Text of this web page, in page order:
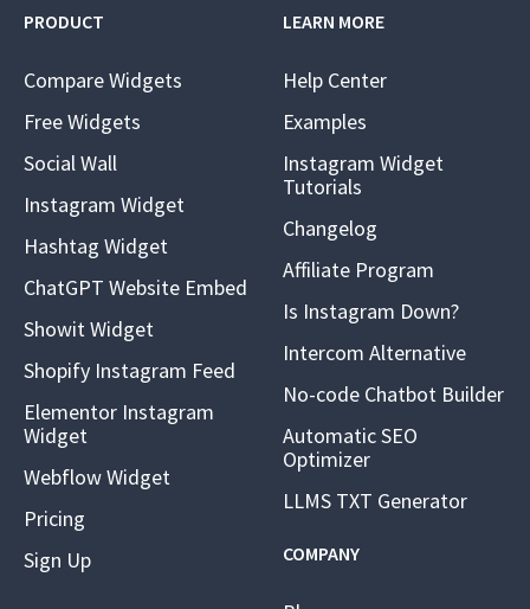
PRODUCT
Compare Widgets
Free Widgets
Social Wall
Instagram Widget
Hashtag Widget
ChatGPT Website Embed
Showit Widget
Shopify Instagram Feed
Elementor Instagram
Widget
Webflow Widget
Pricing
Sign Up
LEARN MORE
Help Center
Examples
Instagram Widget
Tutorials
Changelog
Affiliate Program
Is Instagram Down?
Intercom Alternative
No-code Chatbot Builder
Automatic SEO
Optimizer
LLMS TXT Generator
COMPANY